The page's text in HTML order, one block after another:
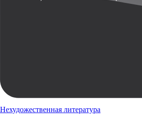
Нехудожественная литература